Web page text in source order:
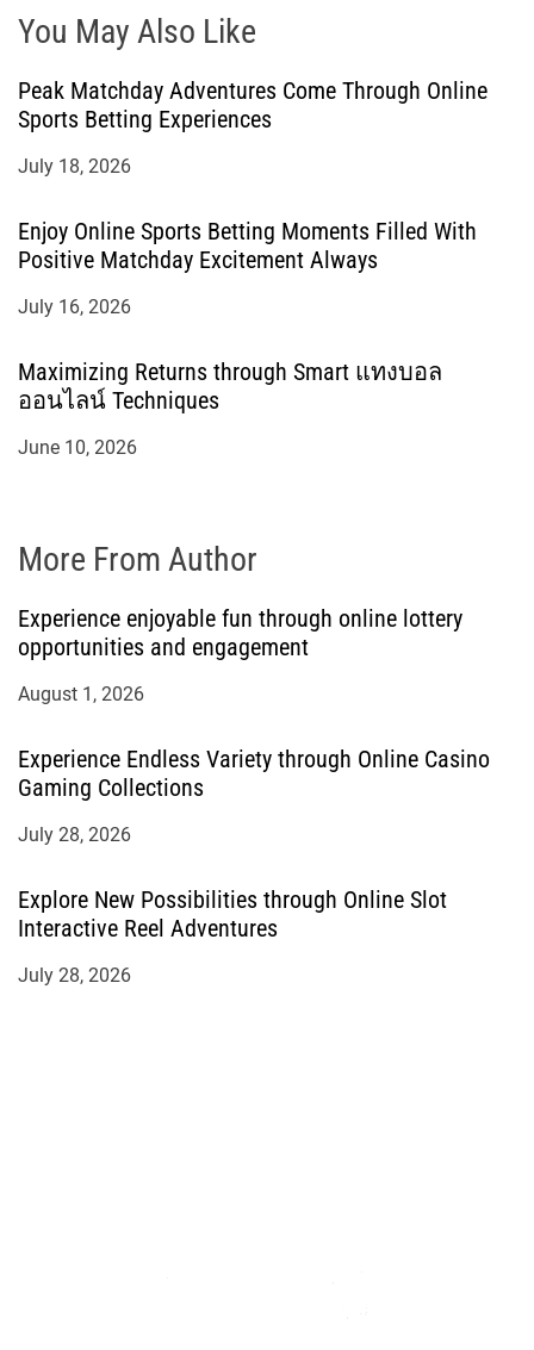
You May Also Like
Peak Matchday Adventures Come Through Online
Sports Betting Experiences
July 18, 2026
Enjoy Online Sports Betting Moments Filled With
Positive Matchday Excitement Always
July 16, 2026
Maximizing Returns through Smart แทงบอล
ออนไลน์ Techniques
June 10, 2026
More From Author
Experience enjoyable fun through online lottery
opportunities and engagement
August 1, 2026
Experience Endless Variety through Online Casino
Gaming Collections
July 28, 2026
Explore New Possibilities through Online Slot
Interactive Reel Adventures
July 28, 2026